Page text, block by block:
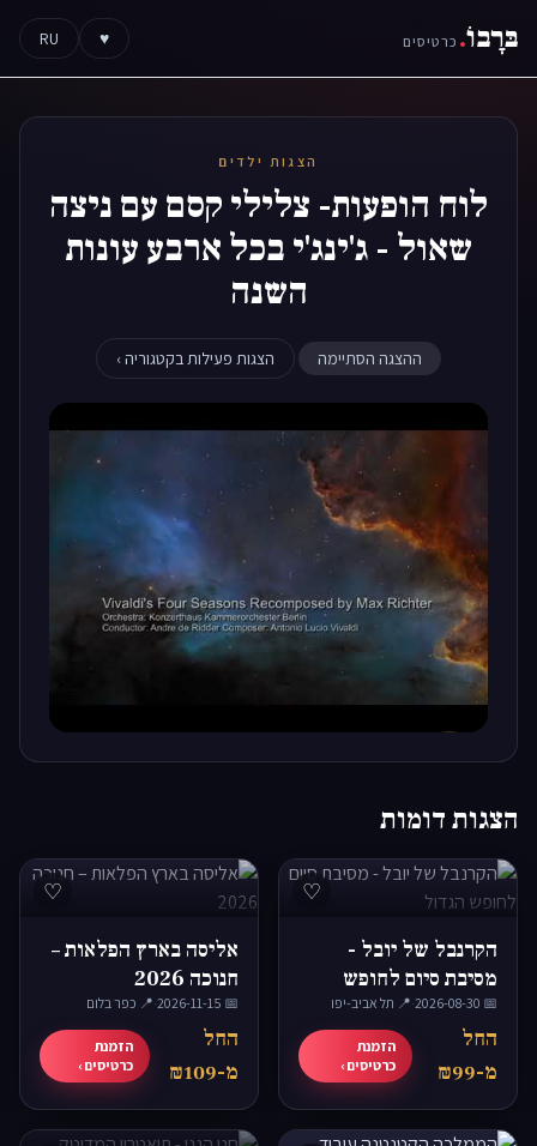
בּרָבוֹ. כרטיסים ♥
RU
הצגות ילדים
לוח הופעות- צלילי קסם עם ניצה
שאול - ג'ינג'י בכל ארבע עונות
השנה
ההצגה הסתיימה הצגות פעילות בקטגוריה ›
▶
הצגות דומות
♡
הקרנבל של יובל -
מסיבת סיום לחופש
הגדול
📅 2026-08-30
·📍 תל אביב-יפו
החל
מ-₪99
הזמנת
כרטיסים ›
♡
אליסה בארץ הפלאות –
חנוכה 2026
📅 2026-11-15
·📍 כפר בלום
החל
מ-₪109
הזמנת
כרטיסים ›